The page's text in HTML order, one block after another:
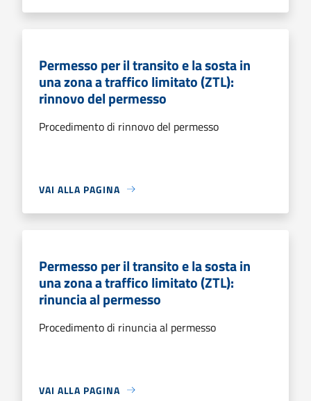
Permesso per il transito e la sosta in
una zona a traffico limitato (ZTL):
rinnovo del permesso
Procedimento di rinnovo del permesso
VAI ALLA PAGINA
Permesso per il transito e la sosta in
una zona a traffico limitato (ZTL):
rinuncia al permesso
Procedimento di rinuncia al permesso
VAI ALLA PAGINA